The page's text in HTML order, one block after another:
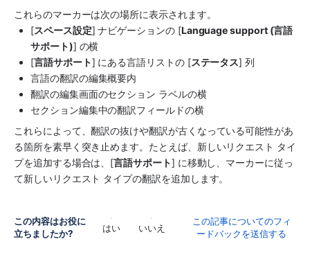
これらのマーカーは次の場所に表示されます。
[スペース設定] ナビゲーションの [Language support (言語
サポート)] の横
[言語サポート] にある言語リストの [ステータス] 列
言語の翻訳の編集概要内
翻訳の編集画面のセクション ラベルの横
セクション編集中の翻訳フィールドの横
これらによって、翻訳の抜けや翻訳が古くなっている可能性があ
る箇所を素早く突き止めます。たとえば、新しいリクエスト タイ
プを追加する場合は、[言語サポート] に移動し、マーカーに従っ
て新しいリクエスト タイプの翻訳を追加します。
この内容はお役に
立ちましたか?
はい いいえ
この記事についてのフィ
ードバックを送信する